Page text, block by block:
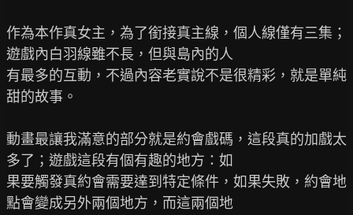
作為本作真女主，為了銜接真主線，個人線僅有三集；
遊戲內白羽線雖不長，但與島內的人
有最多的互動，不過內容老實說不是很精彩，就是單純
甜的故事。
動畫最讓我滿意的部分就是約會戲碼，這段真的加戲太
多了；遊戲這段有個有趣的地方：如
果要觸發真約會需要達到特定條件，如果失敗，約會地
點會變成另外兩個地方，而這兩個地